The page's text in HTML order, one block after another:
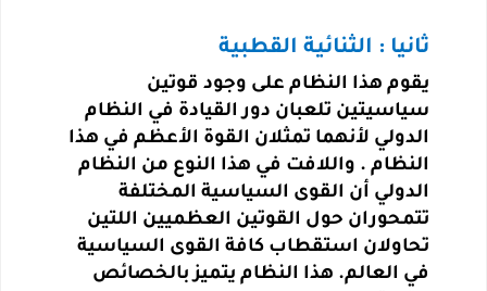
ثانيا : الثنائية القطبية
يقوم هذا النظام على وجود قوتين
سياسيتين تلعبان دور القيادة في النظام
الدولي لأنهما تمثلان القوة الأعظم في هذا
النظام . واللافت في هذا النوع من النظام
الدولي أن القوى السياسية المختلفة
تتمحوران حول القوتين العظميين اللتين
تحاولان استقطاب كافة القوى السياسية
في العالم. هذا النظام يتميز بالخصائص